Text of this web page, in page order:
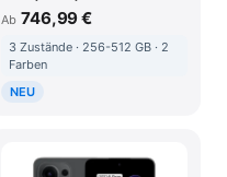
Ab 746,99 €
3 Zustände · 256-512 GB · 2
Farben
NEU